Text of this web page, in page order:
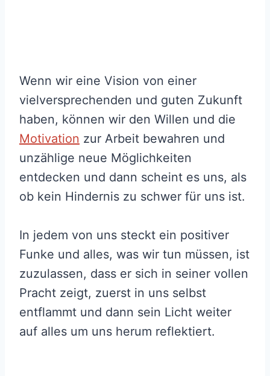
Wenn wir eine Vision von einer
vielversprechenden und guten Zukunft
haben, können wir den Willen und die
Motivation zur Arbeit bewahren und
unzählige neue Möglichkeiten
entdecken und dann scheint es uns, als
ob kein Hindernis zu schwer für uns ist.
In jedem von uns steckt ein positiver
Funke und alles, was wir tun müssen, ist
zuzulassen, dass er sich in seiner vollen
Pracht zeigt, zuerst in uns selbst
entflammt und dann sein Licht weiter
auf alles um uns herum reflektiert.